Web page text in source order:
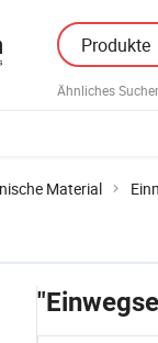
Produkte
Ähnliches
Material